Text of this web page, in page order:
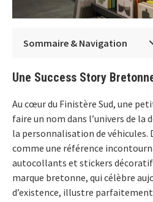
Sommaire & Navigation
Une Success Story
Au cœur du Finistère Sud, une
faire un nom dans l’univers de la
la personnalisation de véhicules.
comme une référence
autocollants et stickers
marque bretonne, qui célèbre
d’existence, illustre parfaitement